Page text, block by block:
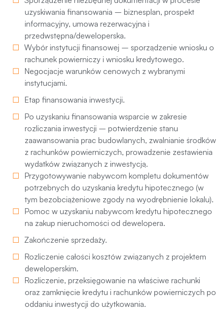
uzyskiwania finansowania – biznesplan, prospekt
informacyjny, umowa rezerwacyjna i
przedwstępna/deweloperska.
Wybór instytucji finansowej – sporządzenie wniosku o
rachunek powierniczy i wniosku kredytowego.
Negocjacje warunków cenowych z wybranymi
instytucjami.
Etap finansowania inwestycji.
Po uzyskaniu finansowania wsparcie w zakresie
rozliczania inwestycji – potwierdzenie stanu
zaawansowania prac budowlanych, zwalnianie środków
z rachunków powierniczych, prowadzenie zestawienia
wydatków związanych z inwestycją.
Przygotowywanie nabywcom kompletu dokumentów
potrzebnych do uzyskania kredytu hipotecznego (w
tym bezobciążeniowe zgody na wyodrębnienie lokalu).
Pomoc w uzyskaniu nabywcom kredytu hipotecznego
na zakup nieruchomości od dewelopera.
Zakończenie sprzedaży.
Rozliczenie całości kosztów związanych z projektem
deweloperskim.
Rozliczenie, przeksięgowanie na właściwe rachunki
oraz zamknięcie kredytu i rachunków powierniczych po
oddaniu inwestycji do użytkowania.